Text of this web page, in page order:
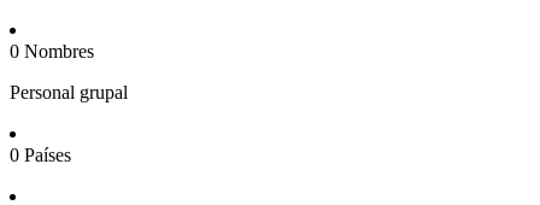
0 Nombres
Personal grupal
0 Países